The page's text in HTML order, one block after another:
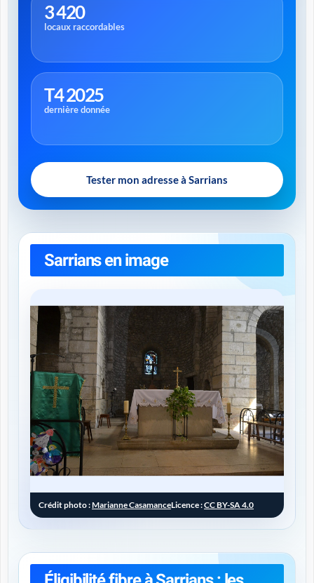
3 420
locaux raccordables
T4 2025
dernière donnée
Tester mon adresse à Sarrians
Sarrians en image
Crédit photo :Marianne CasamanceLicence :CC BY-SA 4.0